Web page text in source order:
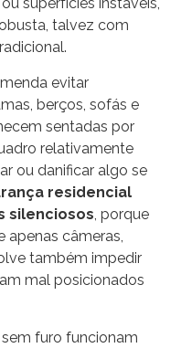
talvez com
evitar
berços, sofás e
sentadas por
relativamente
ou danificar algo se
residencial
silenciosos , porque
câmeras,
também impedir
mal posicionados
furo funcionam